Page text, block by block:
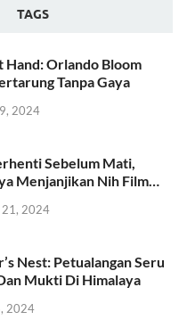
TAGS
Hand: Orlando Bloom
Tanpa Gaya
2024
Sebelum Mati,
Menjanjikan Nih Film…
21, 2024
Nest: Petualangan Seru
Mukti Di Himalaya
2024